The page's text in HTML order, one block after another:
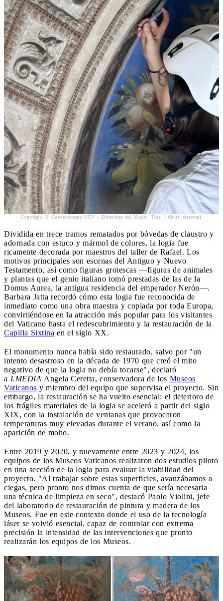
Copyright © Governatorato SCV – Direzione dei Musei. Tutti i diritti riservati.
Dividida en trece tramos rematados por bóvedas de claustro y
adornada con estuco y mármol de colores, la logia fue
ricamente decorada por maestros del taller de Rafael. Los
motivos principales son escenas del Antiguo y Nuevo
Testamento, así como figuras grotescas —figuras de animales
y plantas que el genio italiano tomó prestadas de las de la
Domus Aurea, la antigua residencia del emperador Nerón—.
Barbara Jatta recordó cómo esta logia fue reconocida de
inmediato como una obra maestra y copiada por toda Europa,
convirtiéndose en la atracción más popular para los visitantes
del Vaticano hasta el redescubrimiento y la restauración de la
Capilla Sixtina en el siglo XX.
El monumento nunca había sido restaurado, salvo por "un
intento desastroso en la década de 1970 que creó el mito
negativo de que la logia no debía tocarse", declaró
a I.MEDIA Angela Ceretta, conservadora de los Museos
Vaticanos y miembro del equipo que supervisa el proyecto. Sin
embargo, la restauración se ha vuelto esencial: el deterioro de
los frágiles materiales de la logia se aceleró a partir del siglo
XIX, con la instalación de ventanas que provocaron
temperaturas muy elevadas durante el verano, así como la
aparición de moho.
Entre 2019 y 2020, y nuevamente entre 2023 y 2024, los
equipos de los Museos Vaticanos realizaron dos estudios piloto
en una sección de la logia para evaluar la viabilidad del
proyecto. "Al trabajar sobre estas superficies, avanzábamos a
ciegas, pero pronto nos dimos cuenta de que sería necesaria
una técnica de limpieza en seco", destacó Paolo Violini, jefe
del laboratorio de restauración de pintura y madera de los
Museos. Fue en este contexto donde el uso de la tecnología
láser se volvió esencial, capaz de controlar con extrema
precisión la intensidad de las intervenciones que pronto
realizarán los equipos de los Museos.